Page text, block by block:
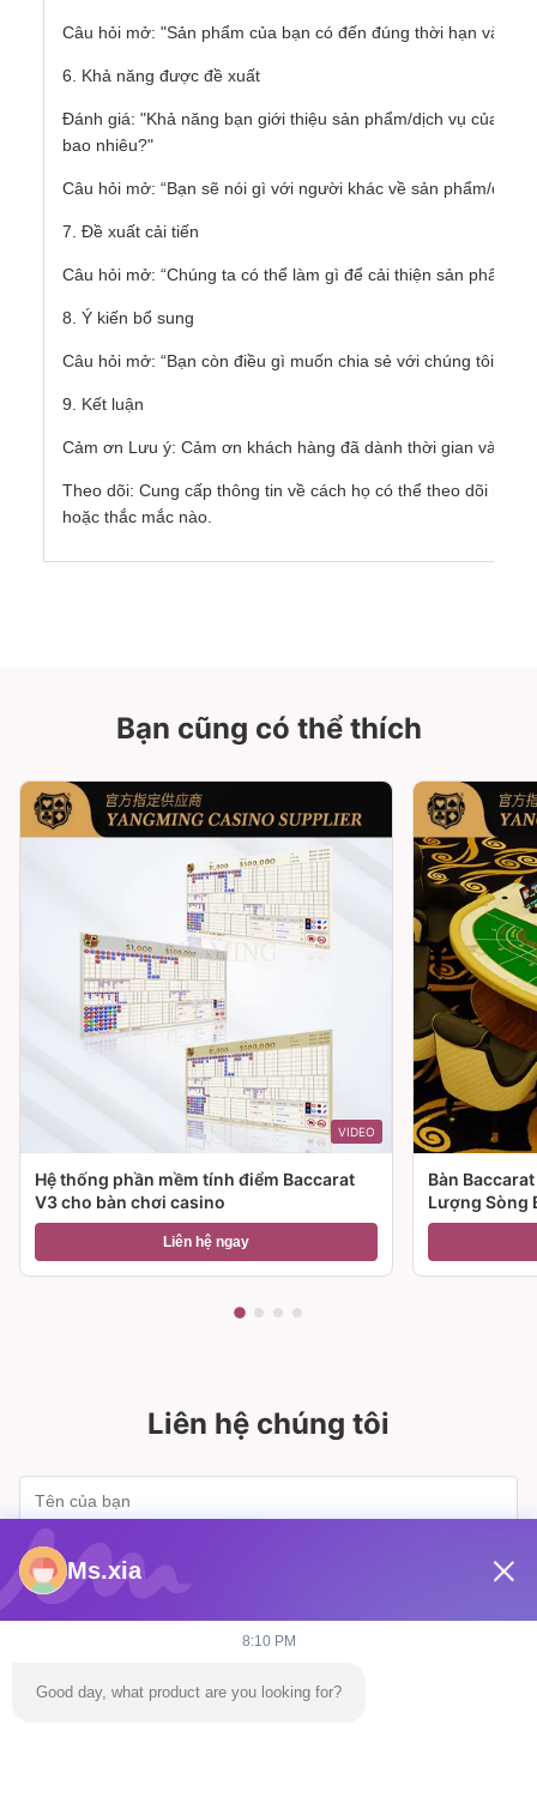
Câu hỏi mở: "Sản phẩm của bạn có đến đúng thời hạn và
6. Khả năng được đề xuất
Đánh giá: "Khả năng bạn giới thiệu sản phẩm/dịch vụ của
bao nhiêu?"
Câu hỏi mở: “Bạn sẽ nói gì với người khác về sản phẩm/dịch
7. Đề xuất cải tiến
Câu hỏi mở: “Chúng ta có thể làm gì để cải thiện sản phẩm/
8. Ý kiến ​​bổ sung
Câu hỏi mở: “Bạn còn điều gì muốn chia sẻ với chúng tôi
9. Kết luận
Cảm ơn Lưu ý: Cảm ơn khách hàng đã dành thời gian và
Theo dõi: Cung cấp thông tin về cách họ có thể theo dõi nếu
hoặc thắc mắc nào.
Bạn cũng có thể thích
VIDEO
Hệ thống phần mềm tính điểm Baccarat
V3 cho bàn chơi casino
Liên hệ ngay
Bàn
Lượng Sòng
Liên hệ chúng tôi
Ms.xia
8:10 PM
Good day, what product are you looking for?